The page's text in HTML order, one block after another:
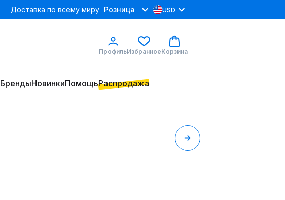
Доставка по всему миру Розница USD
ПрофильИзбранноеКорзина
БрендыНовинкиПомощьРаспродажа